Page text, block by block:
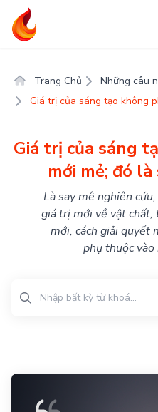
Trang Chủ
Những câu
Giá trị của sáng tạo không
Giá trị của sáng
mới mẻ; đó
Là say mê nghiên
giá trị mới về vật chất,
mới, cách giải quyết
phụ thuộc vào